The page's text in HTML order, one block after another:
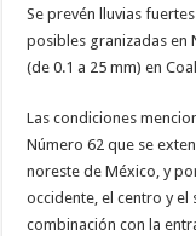
Se prevén lluvias
posibles granizadas en
(de 0.1 a 25 mm) en
Las condiciones
Número 62 que se
noreste de México, y
occidente, el centro y el
combinación con la